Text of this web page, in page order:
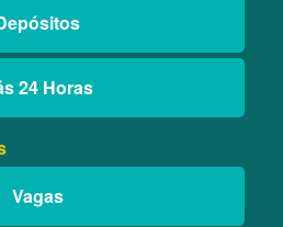
24 Horas
Vagas